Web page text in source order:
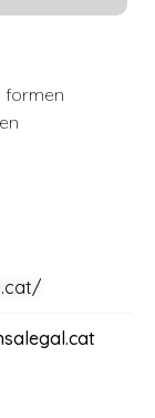
formen